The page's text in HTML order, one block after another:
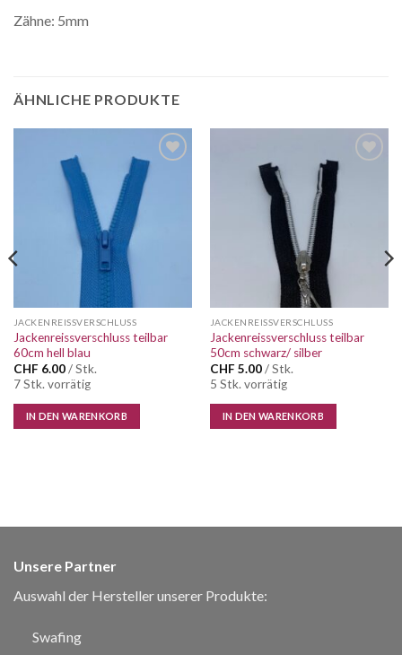
Zähne: 5mm
ÄHNLICHE PRODUKTE
Auf die
Wunschliste
JACKENREISSVERSCHLUSS
Jackenreissverschluss teilbar
60cm hell blau
CHF 6.00/ Stk.
7 Stk. vorrätig
IN DEN WARENKORB
Auf die
Wunschliste
JACKENREISSVERSCHLUSS
Jackenreissverschluss teilbar
50cm schwarz/ silber
CHF 5.00/ Stk.
5 Stk. vorrätig
IN DEN WARENKORB
Unsere Partner
Auswahl der Hersteller unserer Produkte:
Swafing